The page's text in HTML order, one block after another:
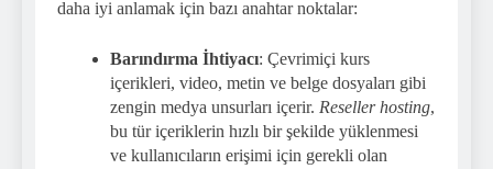
daha iyi anlamak için bazı anahtar noktalar:
Barındırma İhtiyacı: Çevrimiçi kurs
içerikleri, video, metin ve belge dosyaları gibi
zengin medya unsurları içerir. Reseller hosting,
bu tür içeriklerin hızlı bir şekilde yüklenmesi
ve kullanıcıların erişimi için gerekli olan